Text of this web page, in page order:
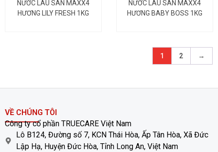
NƯỚC LAU SÀN MAXX4
HƯƠNG LILY FRESH 1KG
NƯỚC LAU SÀN MAXX4
HƯƠNG BABY BOSS 1KG
1 2 →
VỀ CHÚNG TÔI
Công ty cổ phần TRUECARE Việt Nam
Lô B124, Đường số 7, KCN Thái Hòa, Ấp Tân Hòa, Xã Đức
Lập Hạ, Huyện Đức Hòa, Tỉnh Long An, Việt Nam